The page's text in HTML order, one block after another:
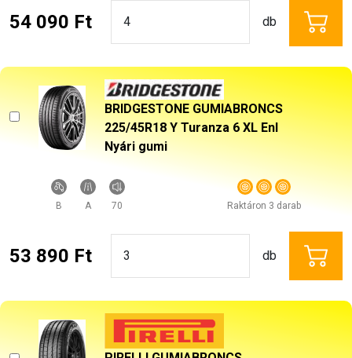
54 090 Ft db
BRIDGESTONE GUMIABRONCS
225/45R18 Y Turanza 6 XL Enl
Nyári gumi
B A 70 Raktáron 3 darab
53 890 Ft db